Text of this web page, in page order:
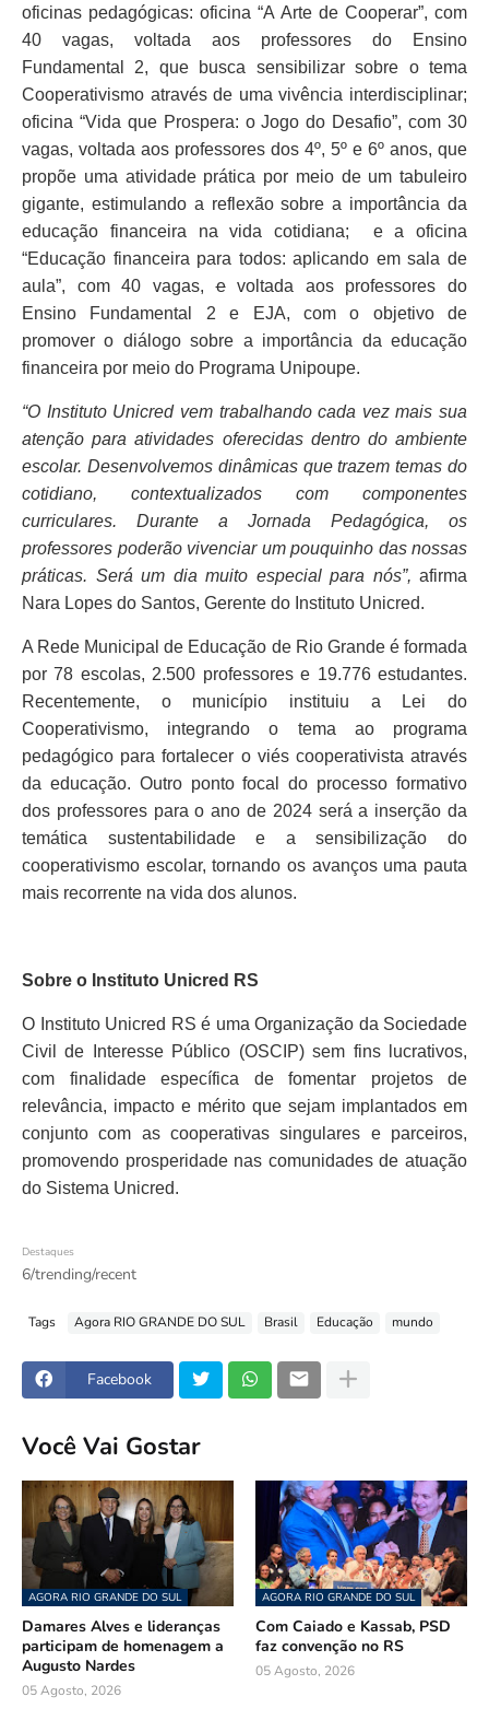
oficinas pedagógicas: oficina “A Arte de Cooperar”, com
40 vagas, voltada aos professores do Ensino
Fundamental 2, que busca sensibilizar sobre o tema
Cooperativismo através de uma vivência interdisciplinar;
oficina “Vida que Prospera: o Jogo do Desafio”, com 30
vagas, voltada aos professores dos 4º, 5º e 6º anos, que
propõe uma atividade prática por meio de um tabuleiro
gigante, estimulando a reflexão sobre a importância da
educação financeira na vida cotidiana; e a oficina
“Educação financeira para todos: aplicando em sala de
aula”, com 40 vagas,evoltada aos professores do
Ensino Fundamental 2 e EJA, com o objetivo de
promover o diálogo sobre a importância da educação
financeira por meio do Programa Unipoupe.
“O Instituto Unicred vem trabalhando cada vez mais sua
atenção para atividades oferecidas dentro do ambiente
escolar. Desenvolvemos dinâmicas que trazem temas do
cotidiano, contextualizados com componentes
curriculares. Durante a Jornada Pedagógica, os
professores poderão vivenciar um pouquinho das nossas
práticas. Será um dia muito especial para nós”, afirma
Nara Lopes do Santos, Gerente do Instituto Unicred.
A Rede Municipal de Educação de Rio Grande é formada
por 78 escolas, 2.500 professores e 19.776 estudantes.
Recentemente, o município instituiu a Lei do
Cooperativismo, integrando o tema ao programa
pedagógico para fortalecer o viés cooperativista através
da educação. Outro ponto focal do processo formativo
dos professores para o ano de 2024 será a inserção da
temática sustentabilidade e a sensibilização do
cooperativismo escolar, tornando os avanços uma pauta
mais recorrente na vida dos alunos.
Sobre o Instituto Unicred RS
O Instituto Unicred RS é uma Organização da Sociedade
Civil de Interesse Público (OSCIP) sem fins lucrativos,
com finalidade específica de fomentar projetos de
relevância, impacto e mérito que sejam implantados em
conjunto com as cooperativas singulares e parceiros,
promovendo prosperidade nas comunidades de atuação
do Sistema Unicred.
Destaques
6/trending/recent
Tags Agora RIO GRANDE DO SUL Brasil Educação mundo
Facebook
Você Vai Gostar
AGORA RIO GRANDE DO SUL
Damares Alves e lideranças
participam de homenagem a
Augusto Nardes
05 Agosto, 2026
AGORA RIO GRANDE DO SUL
Com Caiado e Kassab, PSD
faz convenção no RS
05 Agosto, 2026